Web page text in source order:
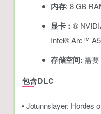
内存: 8 GB
显卡： ®
Intel® Arc™
存储空间: 需
包含DLC
• Jotunnslayer: Hordes